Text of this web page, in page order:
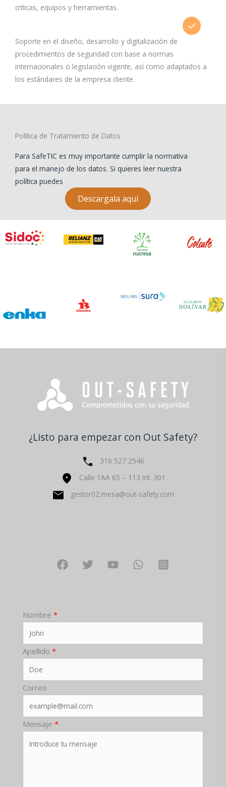
criticas, equipos y herramientas.
Soporte en el diseño, desarrollo y digitalización de
procedimientos de seguridad con base a normas
internacionales o legislación vigente, así como adaptados a
los estándares de la empresa cliente.
Política de Tratamiento de Datos
Para SafeTIC es muy importante cumplir la normativa
para el manejo de los datos. Si quieres leer nuestra
política puedes
Descargala aquí
¿Listo para empezar con Out Safety?
316 527 2546
Calle 1AA 65 – 113 Int. 301
gestor02.mesa@out-safety.com
Nombre
Apellido
Correo
Mensaje